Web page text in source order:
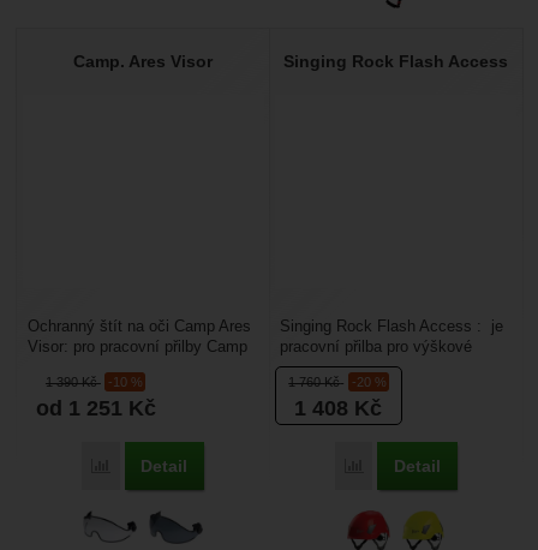
Camp. Ares Visor
1 390Kč -10 %
od 1 251 Kč
Porovnat
Detail
Ochranný štít na oči Camp Ares
Visor: pro pracovní přilby Camp
helmu pomocí...
Singing Rock Flash Access
1 760Kč -20 %
1 408 Kč
Porovnat
Detail
Singing Rock Flash Access : je
pracovní přilba pro výškové
práce a arboristiku. Velikost je
nastavitelná...